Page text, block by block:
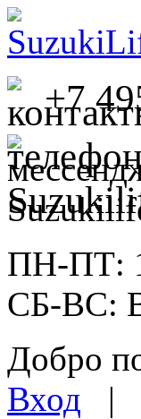
+7
ПН-ПТ:
СБ-ВС:
Добро
Вход |